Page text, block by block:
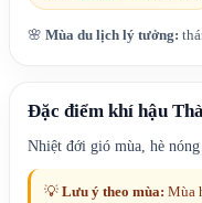
🌸 Mùa du lịch lý tưởng:
Đặc điểm khí hậu
Nhiệt đới gió mùa, hè
💡 Lưu ý theo mùa: Mùa